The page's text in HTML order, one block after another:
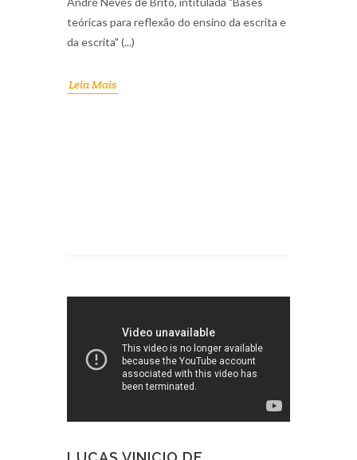
teóricas para reflexão do ensino da escrita e
da escrita" (...)
Leia Mais